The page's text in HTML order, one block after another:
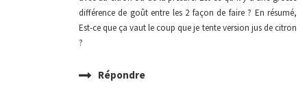
différence de goût entre les 2 façon de faire ? En résumé,
Est-ce que ça vaut le coup que je tente version jus de citron
?
Répondre